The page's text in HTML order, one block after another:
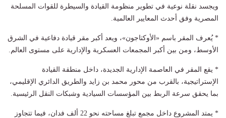
ويجسد نقلة نوعية في تطوير منظومة القيادة والسيطرة للقوات المسلحة
المصرية وفق أحدث المعايير العالمية.
* يُعرف المقر باسم «الأوكتاجون»، ويعد أكبر مقر قيادة دفاعية في الشرق
الأوسط، ومن بين أكبر المجمعات العسكرية والإدارية على مستوى العالم.
* يقع المقر في العاصمة الإدارية الجديدة، داخل منطقة القيادة
الإستراتيجية، بالقرب من محور محمد بن زايد والطريق الدائري الإقليمي،
بما يحقق سرعة الربط بين المؤسسات السيادية وشبكات النقل الرئيسية.
* يمتد المشروع داخل مجمع تبلغ مساحته نحو 22 ألف فدان، فيما تتجاوز